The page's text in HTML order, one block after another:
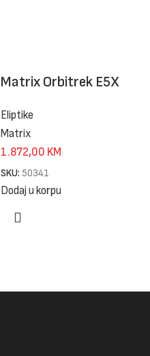
Matrix Orbitrek E5X
Eliptike
Matrix
1.872,00 KM
SKU: 50341
Dodaj u korpu